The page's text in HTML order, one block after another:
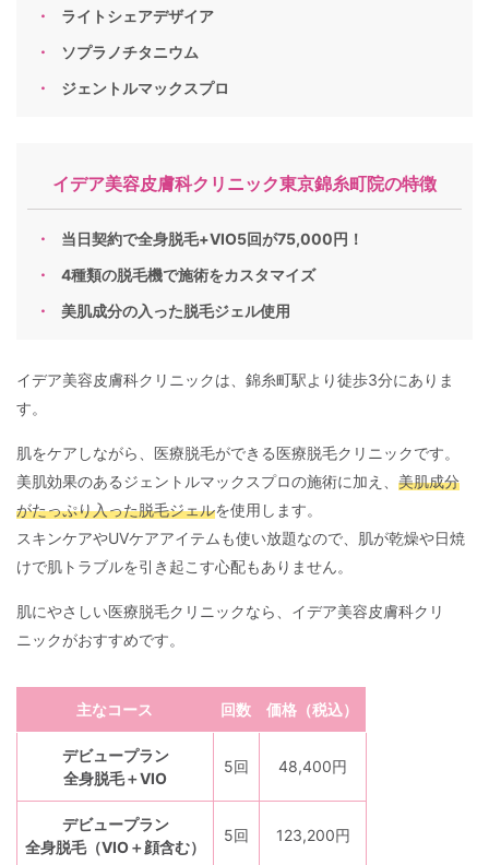
ライトシェアデザイア
ソプラノチタニウム
ジェントルマックスプロ
イデア美容皮膚科クリニック東京錦糸町院の特徴
当日契約で全身脱毛+VIO5回が75,000円！
4種類の脱毛機で施術をカスタマイズ
美肌成分の入った脱毛ジェル使用
イデア美容皮膚科クリニックは、錦糸町駅より徒歩3分にありま
す。
肌をケアしながら、医療脱毛ができる医療脱毛クリニックです。
美肌効果のあるジェントルマックスプロの施術に加え、 美肌成分
がたっぷり入った脱毛ジェルを使用します。
スキンケアやUVケアアイテムも使い放題なので、肌が乾燥や日焼
けで肌トラブルを引き起こす心配もありません。
肌にやさしい医療脱毛クリニックなら、イデア美容皮膚科クリ
ニックがおすすめです。
主なコース 回数 価格（税込）
デビュープラン
全身脱毛＋VIO
5回 48,400円
デビュープラン
全身脱毛（VIO＋顔含む）
5回 123,200円